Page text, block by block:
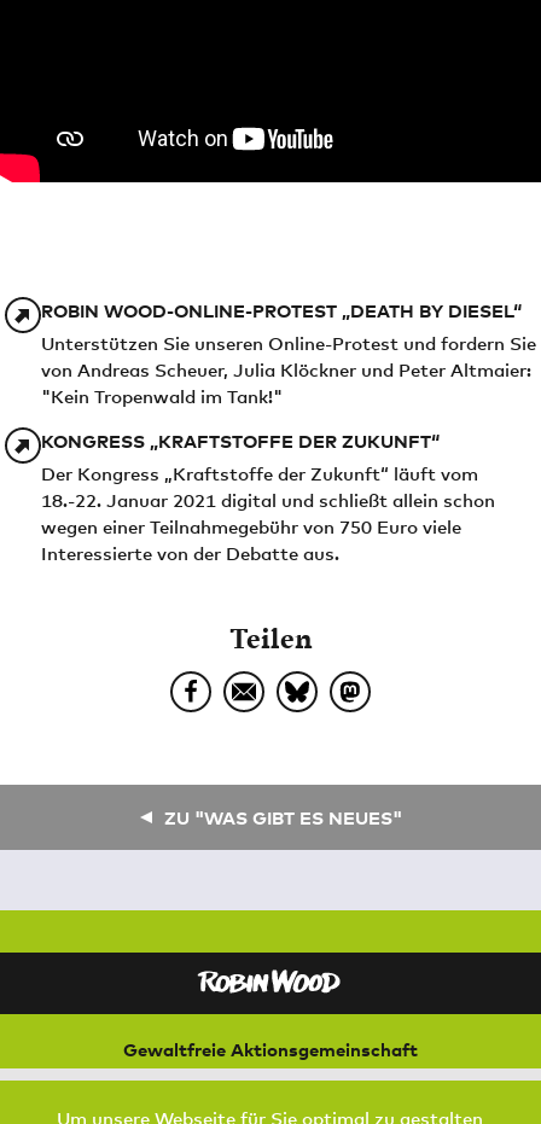
ROBIN WOOD-ONLINE-PROTEST „DEATH BY DIESEL“
Unterstützen Sie unseren Online-Protest und fordern Sie
von Andreas Scheuer, Julia Klöckner und Peter Altmaier:
"Kein Tropenwald im Tank!"
KONGRESS „KRAFTSTOFFE DER ZUKUNFT“
Der Kongress „Kraftstoffe der Zukunft“ läuft vom
18.-22. Januar 2021 digital und schließt allein schon
wegen einer Teilnahmegebühr von 750 Euro viele
Interessierte von der Debatte aus.
Teilen
ZU "WAS GIBT ES NEUES"
Gewaltfreie Aktionsgemeinschaft
für Natur und Umwelt
Um unsere Webseite für Sie optimal zu gestalten